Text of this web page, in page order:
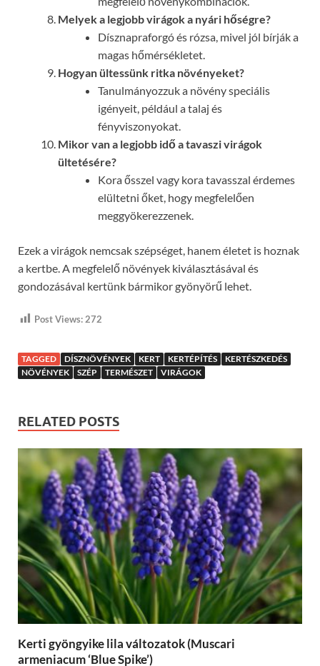
Melyek a legjobb virágok a nyári hőségre?
Dísznapraforgó és rózsa, mivel jól bírják a
magas hőmérsékletet.
Hogyan ültessünk ritka növényeket?
Tanulmányozzuk a növény speciális
igényeit, például a talaj és
fényviszonyokat.
Mikor van a legjobb idő a tavaszi virágok
ültetésére?
Kora ősszel vagy kora tavasszal érdemes
elültetni őket, hogy megfelelően
meggyökerezzenek.
Ezek a virágok nemcsak szépséget, hanem életet is hoznak
a kertbe. A megfelelő növények kiválasztásával és
gondozásával kertünk bármikor gyönyörű lehet.
Post Views: 272
TAGGED DÍSZNÖVÉNYEK KERT KERTÉPÍTÉS
KERTÉSZKEDÉS
NÖVÉNYEK
SZÉP TERMÉSZET VIRÁGOK
RELATED POSTS
Kerti gyöngyike lila változatok (Muscari
armeniacum ‘Blue Spike’)